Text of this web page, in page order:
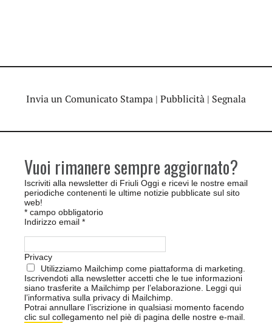
Invia un Comunicato Stampa | Pubblicità | Segnala
Vuoi rimanere sempre aggiornato?
Iscriviti alla newsletter di Friuli Oggi e ricevi le nostre email
periodiche contenenti le ultime notizie pubblicate sul sito
web!
* campo obbligatorio
Indirizzo email *
Privacy
Utilizziamo Mailchimp come piattaforma di marketing.
Iscrivendoti alla newsletter accetti che le tue informazioni
siano trasferite a Mailchimp per l’elaborazione. Leggi qui
l’informativa sulla privacy di Mailchimp.
Potrai annullare l’iscrizione in qualsiasi momento facendo
clic sul collegamento nel piè di pagina delle nostre e-mail.